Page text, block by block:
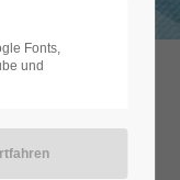
Fonts,
und